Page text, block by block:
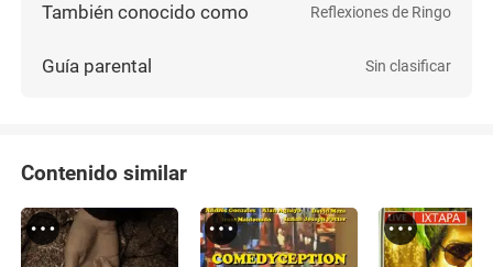
También conocido como Reflexiones de Ringo
Guía parental Sin clasificar
Contenido similar